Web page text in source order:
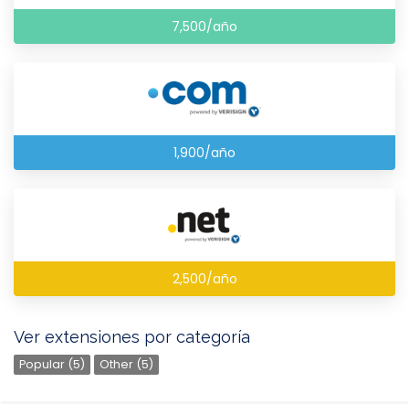
7,500/año
1,900/año
2,500/año
Ver extensiones por categoría
Popular (5) Other (5)